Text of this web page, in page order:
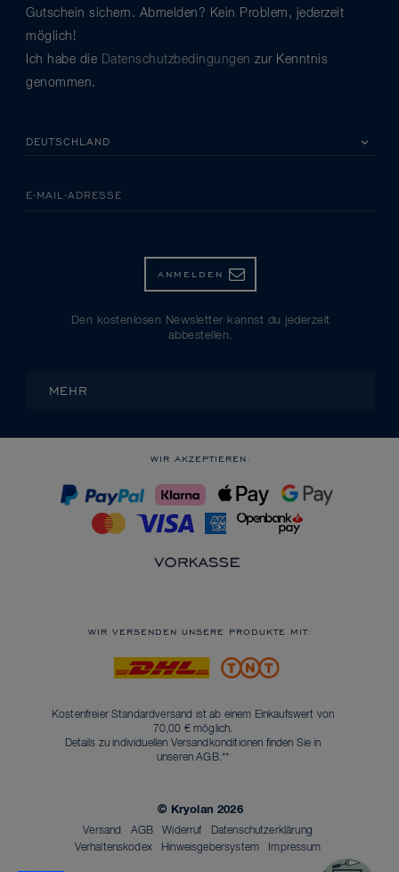
Gutschein sichern. Abmelden? Kein Problem, jederzeit
möglich!
Ich habe die Datenschutzbedingungen zur Kenntnis
genommen.
E-MAIL-ADRESSE
ANMELDEN
Den kostenlosen Newsletter kannst du jederzeit
abbestellen.
MEHR
WIR AKZEPTIEREN:
WIR VERSENDEN UNSERE PRODUKTE MIT:
Kostenfreier Standardversand ist ab einem Einkaufswert von
70,00 € möglich.
Details zu individuellen Versandkonditionen finden Sie in
unserenAGB.**
© Kryolan 2026
Versand AGB Widerruf
Datenschutzerklärung
Verhaltenskodex
Hinweisgebersystem Impressum